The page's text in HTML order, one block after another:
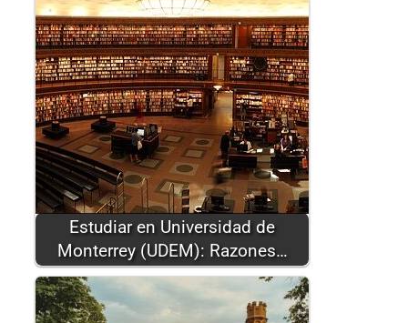
Estudiar en Universidad de
Monterrey (UDEM): Razones…